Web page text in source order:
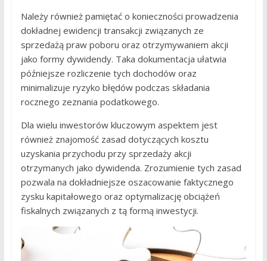
Należy również pamiętać o konieczności prowadzenia
dokładnej ewidencji transakcji związanych ze
sprzedażą praw poboru oraz otrzymywaniem akcji
jako formy dywidendy. Taka dokumentacja ułatwia
późniejsze rozliczenie tych dochodów oraz
minimalizuje ryzyko błędów podczas składania
rocznego zeznania podatkowego.
Dla wielu inwestorów kluczowym aspektem jest
również znajomość zasad dotyczących kosztu
uzyskania przychodu przy sprzedaży akcji
otrzymanych jako dywidenda. Zrozumienie tych zasad
pozwala na dokładniejsze oszacowanie faktycznego
zysku kapitałowego oraz optymalizację obciążeń
fiskalnych związanych z tą formą inwestycji.